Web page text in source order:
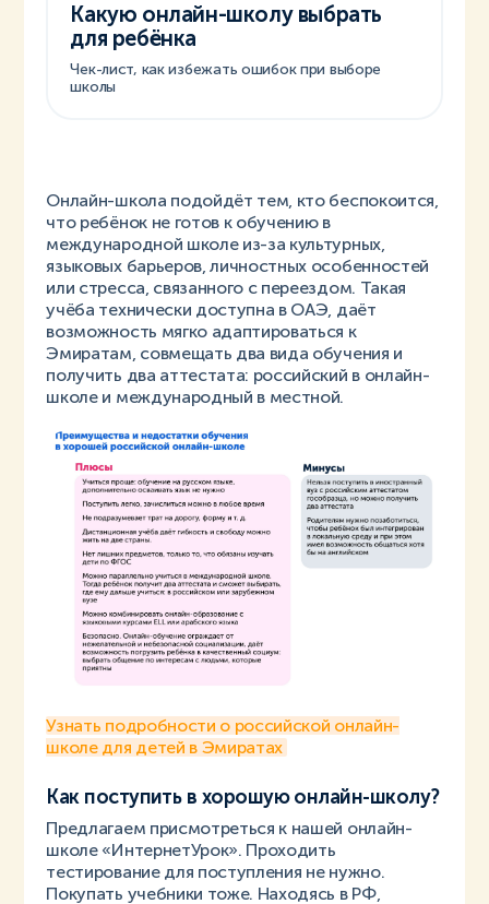
Какую онлайн-школу выбрать
для ребёнка
Чек-лист, как избежать ошибок при выборе
школы
Онлайн-школа подойдёт тем, кто беспокоится,
что ребёнок не готов к обучению в
международной школе из-за культурных,
языковых барьеров, личностных особенностей
или стресса, связанного с переездом. Такая
учёба технически доступна в ОАЭ, даёт
возможность мягко адаптироваться к
Эмиратам, совмещать два вида обучения и
получить два аттестата: российский в онлайн-
школе и международный в местной.
Узнать подробности о российской онлайн-
школе для детей в Эмиратах
Как поступить в хорошую онлайн-школу?
Предлагаем присмотреться к нашей онлайн-
школе «ИнтернетУрок». Проходить
тестирование для поступления не нужно.
Покупать учебники тоже. Находясь в РФ,